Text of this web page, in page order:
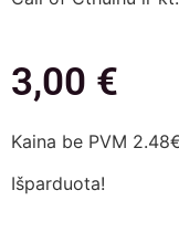
3,00 €
Kaina be PVM
Išparduota!